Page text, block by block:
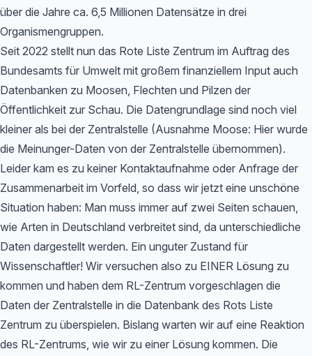
über die Jahre ca. 6,5 Millionen Datensätze in drei
Organismengruppen.
Seit 2022 stellt nun das Rote Liste Zentrum im Auftrag des
Bundesamts für Umwelt mit großem finanziellem Input auch
Datenbanken zu Moosen, Flechten und Pilzen der
Öffentlichkeit zur Schau. Die Datengrundlage sind noch viel
kleiner als bei der Zentralstelle (Ausnahme Moose: Hier wurde
die Meinunger-Daten von der Zentralstelle übernommen).
Leider kam es zu keiner Kontaktaufnahme oder Anfrage der
Zusammenarbeit im Vorfeld, so dass wir jetzt eine unschöne
Situation haben: Man muss immer auf zwei Seiten schauen,
wie Arten in Deutschland verbreitet sind, da unterschiedliche
Daten dargestellt werden. Ein unguter Zustand für
Wissenschaftler! Wir versuchen also zu EINER Lösung zu
kommen und haben dem RL-Zentrum vorgeschlagen die
Daten der Zentralstelle in die Datenbank des Rots Liste
Zentrum zu überspielen. Bislang warten wir auf eine Reaktion
des RL-Zentrums, wie wir zu einer Lösung kommen. Die